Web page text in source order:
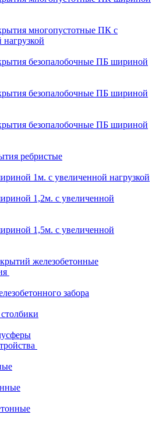
многопустотные ПК с
безопалобочные ПБ шириной
безопалобочные ПБ шириной
безопалобочные ПБ шириной
ребристые
1м. с увеличенной нагрузкой
1,2м. с увеличенной
1,5м. с увеличенной
железобетонные
забора